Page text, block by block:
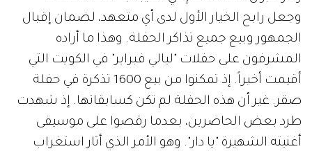
وجعل رابح الخيار الأول لدى أي متعهد، لضمان إقبال
الجمهور وبيع جميع تذاكر الحفلة. وهذا ما أراده
المشرفون على حفلات "ليالي فبراير" في الكويت التي
أقيمت أخيراً. إذ تمكنوا من بيع 1600 تذكرة في حفلة
صقر. غير أن هذه الحفلة لم تكن كسابقاتها. إذ شهدت
طرد بعض الحاضرين، بعدما رقصوا على موسيقى
أغنيته الشهيرة "يا دار". وهو الأمر الذي أثار استغراب